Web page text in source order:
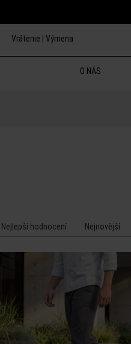
Vrátenie | Výmena
O NÁS
Nejlepší hodnocení Nejnovější